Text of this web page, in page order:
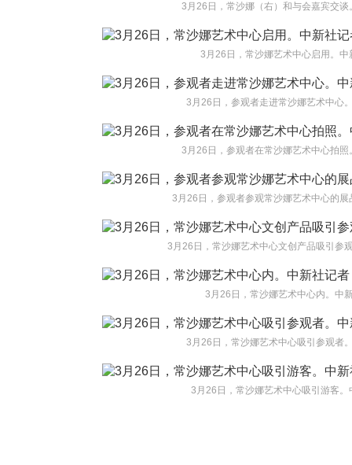
3月26日，常沙娜（右）和与会嘉宾交谈
3月26日，常沙娜艺术中心启用。中
3月26日，参观者走进常沙娜艺术中心
3月26日，参观者在常沙娜艺术中心拍照
3月26日，参观者参观常沙娜艺术中心的
3月26日，常沙娜艺术中心文创产品吸引参
3月26日，常沙娜艺术中心内。中
3月26日，常沙娜艺术中心吸引参观者
3月26日，常沙娜艺术中心吸引游客。